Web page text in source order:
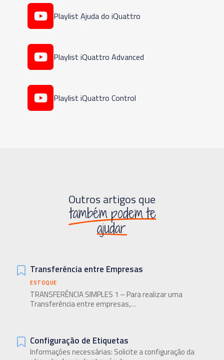
Playlist Ajuda do iQuattro
Playlist iQuattro Advanced
Playlist iQuattro Control
Outros artigos que
também podem te
ajudar
Transferência entre Empresas
ESTOQUE
TRANSFERÊNCIA SIMPLES 1 – Para realizar uma
Transferência entre empresas,…
Configuração de Etiquetas
Informações necessárias: Solicite a configuração da